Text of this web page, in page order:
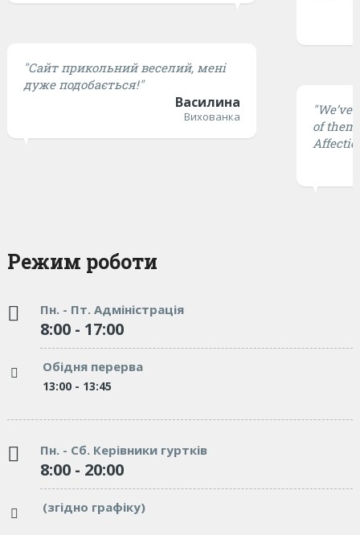
"Сайт прикольний веселий, мені
дуже подобається!"
Василина
Вихованка
of them
Режим роботи
Пн. - Пт. Адміністрація
8:00 - 17:00
Обідня перерва
13:00 - 13:45
Пн. - Сб. Керівники гуртків
8:00 - 20:00
(згідно графіку)